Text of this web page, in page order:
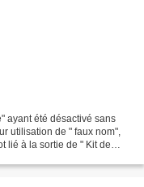
ayant été désactivé sans
utilisation de " faux nom",
lié à la sortie de " Kit de